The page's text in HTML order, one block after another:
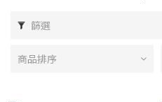
篩選
商品排序